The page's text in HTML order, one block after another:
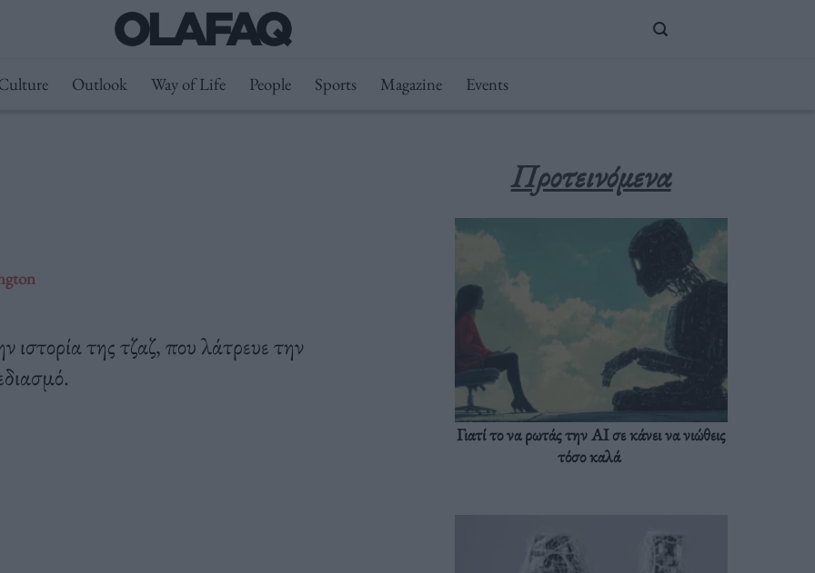
Outlook Way of Life People Sports Magazine Events
ιστορία της τζαζ, που λάτρευε την
Προτεινόμενα
Γιατί το να ρωτάς την AI σε κάνει να νιώθεις
τόσο καλά